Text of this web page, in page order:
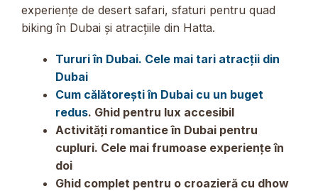
experiențe de desert safari, sfaturi pentru quad
biking în Dubai și atracțiile din Hatta.
Tururi în Dubai. Cele mai tari atracții din
Dubai
Cum călătorești în Dubai cu un buget
redus. Ghid pentru lux accesibil
Activități romantice în Dubai pentru
cupluri. Cele mai frumoase experiențe în
doi
Ghid complet pentru o croazieră cu dhow